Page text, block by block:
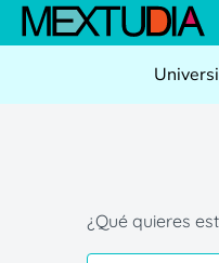
¿Qué quieres